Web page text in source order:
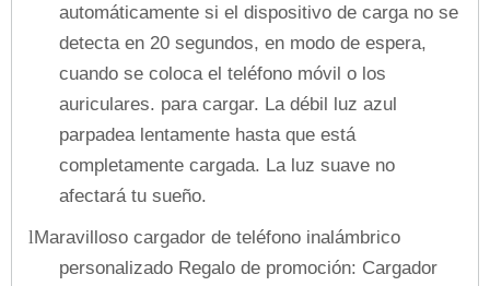
automáticamente si el dispositivo de carga no se
detecta en 20 segundos, en modo de espera,
cuando se coloca el teléfono móvil o los
auriculares. para cargar. La débil luz azul
parpadea lentamente hasta que está
completamente cargada. La luz suave no
afectará tu sueño.
lMaravilloso cargador de teléfono inalámbrico
personalizado Regalo de promoción: Cargador